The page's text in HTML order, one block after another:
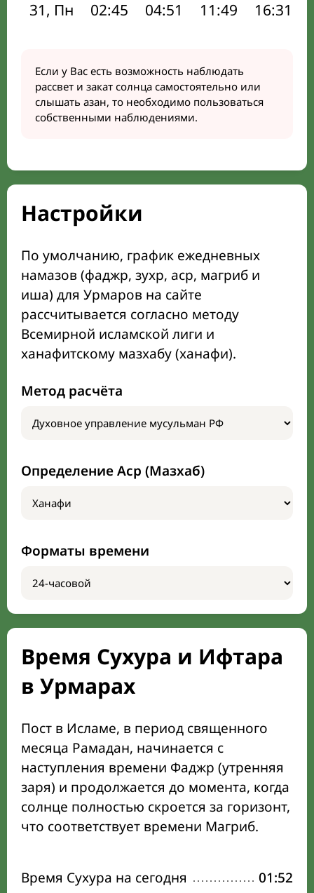
31, Пн
02:45 04:51 11:49 16:31
Если у Вас есть возможность наблюдать
рассвет и закат солнца самостоятельно или
слышать азан, то необходимо пользоваться
собственными наблюдениями.
Настройки
По умолчанию, график ежедневных
намазов (фаджр, зухр, аср, магриб и
иша) для Урмаров на сайте
рассчитывается согласно методу
Всемирной исламской лиги и
ханафитскому мазхабу (ханафи).
Метод расчёта
Определение Аср (Мазхаб)
Форматы времени
Время Сухура и Ифтара
в Урмарах
Пост в Исламе, в период священного
месяца Рамадан, начинается с
наступления времени Фаджр (утренняя
заря) и продолжается до момента, когда
солнце полностью скроется за горизонт,
что соответствует времени Магриб.
Время Сухура на сегодня 01:52